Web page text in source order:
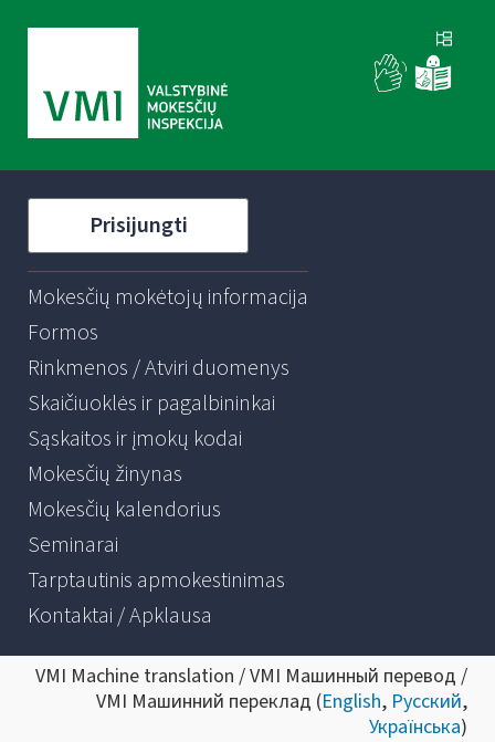
Prisijungti
Mokesčių mokėtojų informacija
Formos
Rinkmenos / Atviri duomenys
Skaičiuoklės ir pagalbininkai
Sąskaitos ir įmokų kodai
Mokesčių žinynas
Mokesčių kalendorius
Seminarai
Tarptautinis apmokestinimas
Kontaktai / Apklausa
VMI Machine translation / VMI Машинный перевод /
VMI Машинний переклад (English, Русский,
Українська)